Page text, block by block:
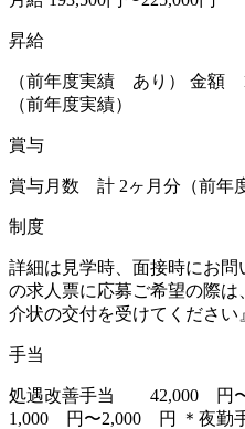
昇給
（前年度実績 あり） 金額
（前年度実績）
賞与
賞与月数 計 2ヶ月分（前年
制度
詳細は見学時、面接時に
の求人票に応募ご希望の際
介状の交付を受けてください
手当
処遇改善手当 42,000 円
1,000 円〜2,000 円 ＊夜勤